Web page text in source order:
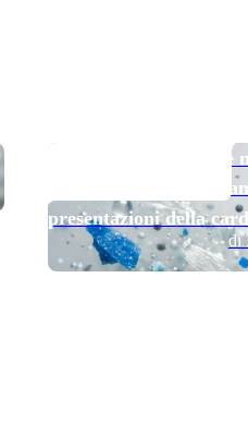
Micro e nanoplastiche
esposizione
presentazioni della
di